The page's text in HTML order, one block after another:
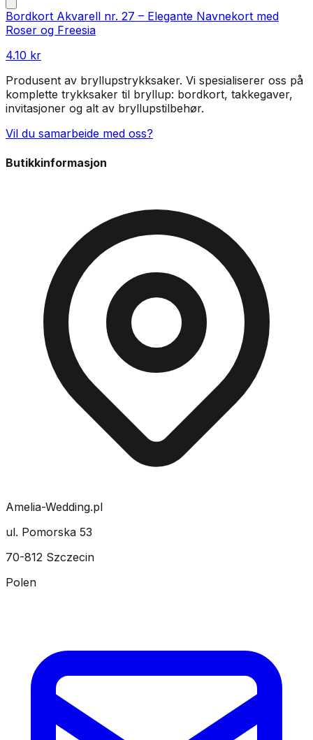
Bordkort Akvarell nr. 27 – Elegante Navnekort med
Roser og Freesia
4.10 kr
Produsent av bryllupstrykksaker. Vi spesialiserer oss på
komplette trykksaker til bryllup: bordkort, takkegaver,
invitasjoner og alt av bryllupstilbehør.
Vil du samarbeide med oss?
Butikkinformasjon
Amelia-Wedding.pl
ul. Pomorska 53
70-812 Szczecin
Polen